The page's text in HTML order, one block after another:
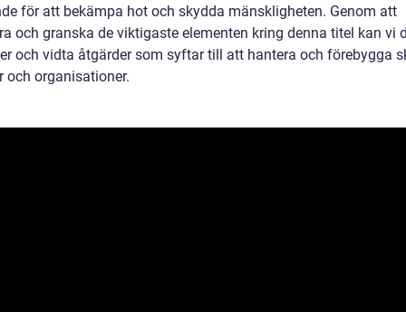
för att bekämpa hot och skydda mänskligheten. Genom att
och granska de viktigaste elementen kring denna titel kan vi
och vidta åtgärder som syftar till att hantera och förebygga
och organisationer.